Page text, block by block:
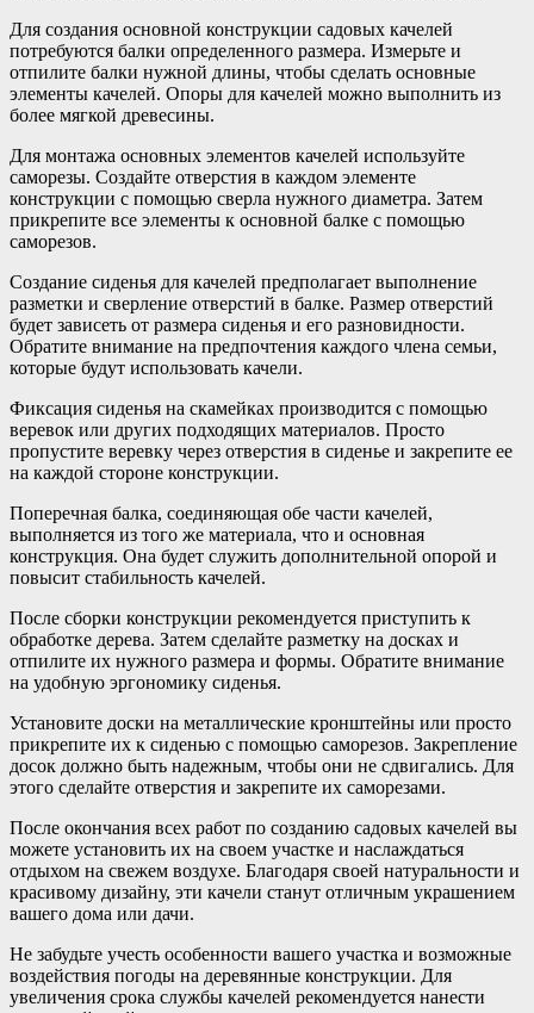
Для создания основной конструкции садовых качелей
потребуются балки определенного размера. Измерьте и
отпилите балки нужной длины, чтобы сделать основные
элементы качелей. Опоры для качелей можно выполнить из
более мягкой древесины.
Для монтажа основных элементов качелей используйте
саморезы. Создайте отверстия в каждом элементе
конструкции с помощью сверла нужного диаметра. Затем
прикрепите все элементы к основной балке с помощью
саморезов.
Создание сиденья для качелей предполагает выполнение
разметки и сверление отверстий в балке. Размер отверстий
будет зависеть от размера сиденья и его разновидности.
Обратите внимание на предпочтения каждого члена семьи,
которые будут использовать качели.
Фиксация сиденья на скамейках производится с помощью
веревок или других подходящих материалов. Просто
пропустите веревку через отверстия в сиденье и закрепите ее
на каждой стороне конструкции.
Поперечная балка, соединяющая обе части качелей,
выполняется из того же материала, что и основная
конструкция. Она будет служить дополнительной опорой и
повысит стабильность качелей.
После сборки конструкции рекомендуется приступить к
обработке дерева. Затем сделайте разметку на досках и
отпилите их нужного размера и формы. Обратите внимание
на удобную эргономику сиденья.
Установите доски на металлические кронштейны или просто
прикрепите их к сиденью с помощью саморезов. Закрепление
досок должно быть надежным, чтобы они не сдвигались. Для
этого сделайте отверстия и закрепите их саморезами.
После окончания всех работ по созданию садовых качелей вы
можете установить их на своем участке и наслаждаться
отдыхом на свежем воздухе. Благодаря своей натуральности и
красивому дизайну, эти качели станут отличным украшением
вашего дома или дачи.
Не забудьте учесть особенности вашего участка и возможные
воздействия погоды на деревянные конструкции. Для
увеличения срока службы качелей рекомендуется нанести